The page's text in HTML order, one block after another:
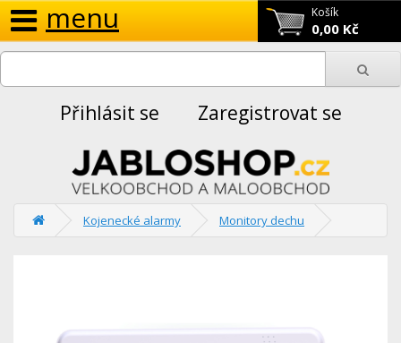
Košík
0,00 Kč
menu
Přihlásit se Zaregistrovat se
Kojenecké alarmy Monitory dechu